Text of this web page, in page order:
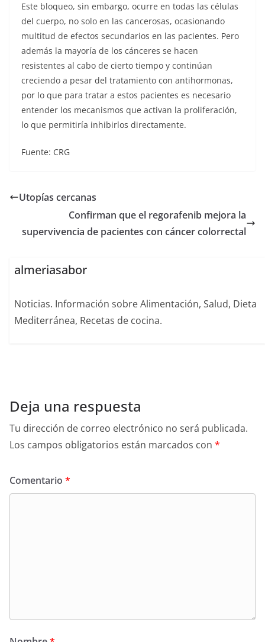
Este bloqueo, sin embargo, ocurre en todas las células
del cuerpo, no solo en las cancerosas, ocasionando
multitud de efectos secundarios en las pacientes. Pero
además la mayoría de los cánceres se hacen
resistentes al cabo de cierto tiempo y continúan
creciendo a pesar del tratamiento con antihormonas,
por lo que para tratar a estos pacientes es necesario
entender los mecanismos que activan la proliferación,
lo que permitiría inhibirlos directamente.
Fuente: CRG
Utopías cercanas
Confirman que el regorafenib mejora la
supervivencia de pacientes con cáncer colorrectal
almeriasabor
Noticias. Información sobre Alimentación, Salud, Dieta
Mediterránea, Recetas de cocina.
Deja una respuesta
Tu dirección de correo electrónico no será publicada.
Los campos obligatorios están marcados con *
Comentario *